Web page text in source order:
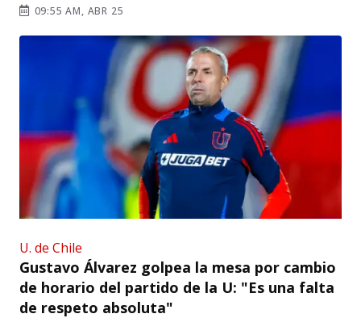
09:55 AM, ABR 25
U. de Chile
Gustavo Álvarez golpea la mesa por cambio
de horario del partido de la U: "Es una falta
de respeto absoluta"